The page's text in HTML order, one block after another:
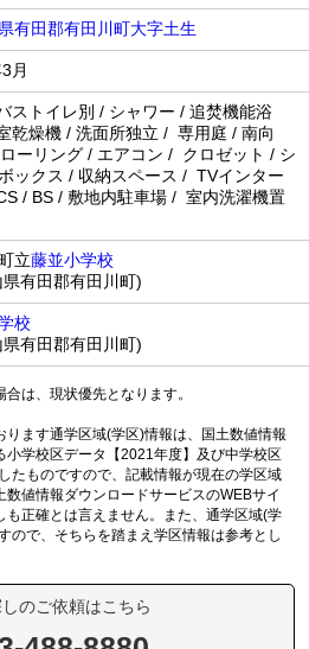
有田郡有田川町大字土生
月
ストイレ別 / シャワー / 追焚機能浴
乾燥機 / 洗面所独立 / 専用庭 / 南向
ーリング / エアコン / クロゼット / シ
ックス / 収納スペース / TVインター
/ BS / 敷地内駐車場 / 室内洗濯機置
立藤並小学校
有田郡有田川町)
校
有田郡有田川町)
は、現状優先となります。
ます通学区域(学区)情報は、国土数値情報
小学校区データ【2021年度】及び中学校区
たものですので、記載情報が現在の学区域
値情報ダウンロードサービスのWEBサイ
も正確とは言えません。また、通学区域(学
ので、そちらを踏まえ学区情報は参考とし
のご依頼はこちら